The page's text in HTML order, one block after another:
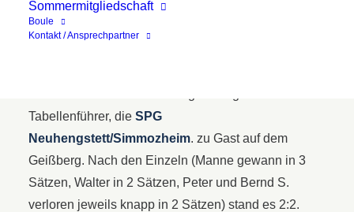
Sommermitgliedschaft
Boule
Kontakt / Ansprechpartner
Tabellenführer, die SPG
Neuhengstett/Simmozheim. zu Gast auf dem
Geißberg. Nach den Einzeln (Manne gewann in 3
Sätzen, Walter in 2 Sätzen, Peter und Bernd S.
verloren jeweils knapp in 2 Sätzen) stand es 2:2.